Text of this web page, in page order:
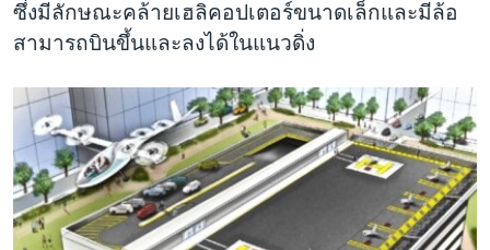
ซึ่งมีลักษณะคล้ายเฮลิคอปเตอร์ขนาดเล็กและมีล้อ
สามารถบินขึ้นและลงได้ในแนวดิ่ง